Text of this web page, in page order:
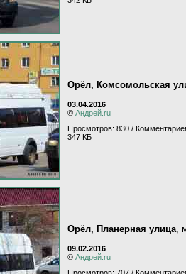
Орёл, Комсомольская
03.04.2016
© Андрей.ru
Просмотров: 830 /
347 КБ
Орёл, Планерная улица,
09.02.2016
© Андрей.ru